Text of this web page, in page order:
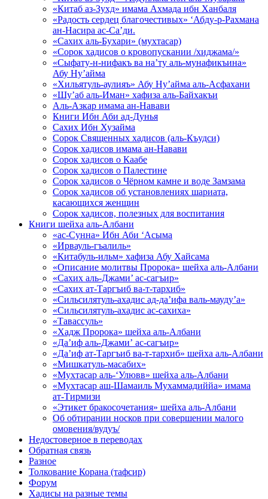
«Китаб аз-Зухд» имама Ахмада ибн Ханбаля
«Радость сердец благочестивых» ‘Абду-р-Рахмана
ан-Насира ас-Са’ди.
«Сахих аль-Бухари» (мухтасар)
«Сорок хадисов о кровопускании /хиджама/»
«Сыфату-н-нифакъ ва на’ту аль-мунафикъина»
Абу Ну’айма
«Хильятуль-аулияъ» Абу Ну’айма аль-Асфахани
«Шу’аб аль-Иман» хафиза аль-Байхакъи
Аль-Азкар имама ан-Навави
Книги Ибн Аби ад-Дунья
Сахих Ибн Хузайма
Сорок Священных хадисов (аль-Къудси)
Сорок хадисов имама ан-Навави
Сорок хадисов о Каабе
Сорок хадисов о Палестине
Сорок хадисов о Чёрном камне и воде Замзама
Сорок хадисов об установлениях шариата,
касающихся женщин
Сорок хадисов, полезных для воспитания
Книги шейха аль-Албани
«ас-Сунна» Ибн Аби ‘Асыма
«Ирвауль-гъалиль»
«Китабуль-ильм» хафиза Абу Хайсама
«Описание молитвы Пророка» шейха аль-Албани
«Сахих аль-Джами’ ас-сагъир»
«Сахих ат-Таргъиб ва-т-тархиб»
«Сильсилятуль-ахадис ад-да’ифа валь-мауду’а»
«Сильсилятуль-ахадис ас-сахиха»
«Тавассуль»
«Хадж Пророка» шейха аль-Албани
«Да’иф аль-Джами’ ас-сагъир»
«Да’иф ат-Таргъиб ва-т-тархиб» шейха аль-Албани
«Мишкатуль-масабих»
«Мухтасар аль-‘Улювв» шейха аль-Албани
«Мухтасар аш-Шамаиль Мухаммадиййа» имама
ат-Тирмизи
«Этикет бракосочетания» шейха аль-Албани
Об обтирании носков при совершении малого
омовения/вудуъ/
Недостоверное в переводах
Обратная связь
Разное
Толкование Корана (тафсир)
Форум
Хадисы на разные темы